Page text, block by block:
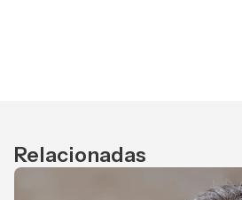
Relacionadas